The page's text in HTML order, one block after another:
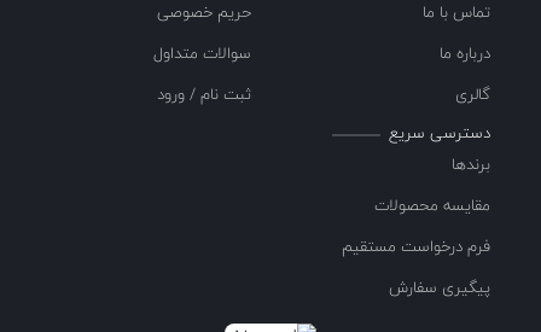
تماس با ما
درباره ما
گالری
حریم خصوصی
سوالات متداول
ثبت نام / ورود
دسترسی سریع
برندها
مقایسه محصولات
فرم درخواست مستقیم
پیگیری سفارش